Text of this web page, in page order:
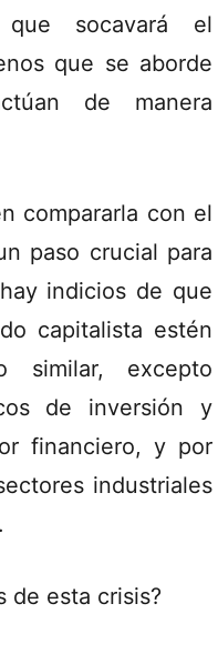
socavará el
que se aborde
de manera
compararla con el
paso crucial para
indicios de que
capitalista estén
similar, excepto
de inversión y
financiero, y por
industriales
de esta crisis?